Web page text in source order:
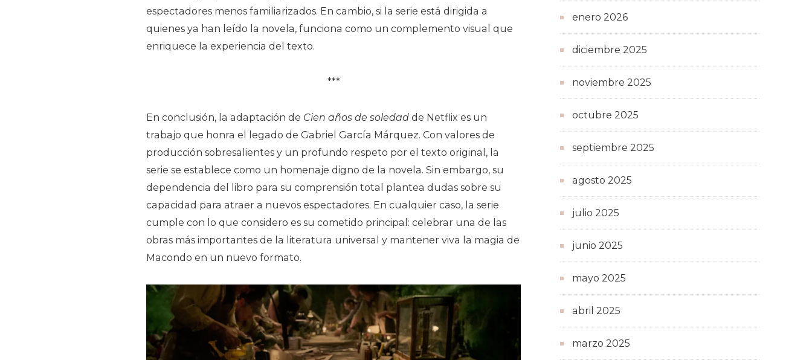
espectadores menos familiarizados. En cambio, si la serie está dirigida a
quienes ya han leído la novela, funciona como un complemento visual que
enriquece la experiencia del texto.
***
En conclusión, la adaptación de Cien años de soledad de Netflix es un
trabajo que honra el legado de Gabriel García Márquez. Con valores de
producción sobresalientes y un profundo respeto por el texto original, la
serie se establece como un homenaje digno de la novela. Sin embargo, su
dependencia del libro para su comprensión total plantea dudas sobre su
capacidad para atraer a nuevos espectadores. En cualquier caso, la serie
cumple con lo que considero es su cometido principal: celebrar una de las
obras más importantes de la literatura universal y mantener viva la magia de
Macondo en un nuevo formato.
enero 2026
diciembre 2025
noviembre 2025
octubre 2025
septiembre 2025
agosto 2025
julio 2025
junio 2025
mayo 2025
abril 2025
marzo 2025